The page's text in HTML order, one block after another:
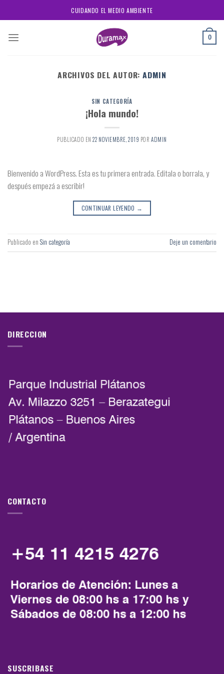
to
CUIDANDO EL MEDIO AMBIENTE
0
ARCHIVOS DEL AUTOR: ADMIN
SIN CATEGORÍA
¡Hola mundo!
PUBLICADO EN22 NOVIEMBRE, 2019 PORADMIN
Bienvenido a WordPress. Esta es tu primera entrada. Editala o borrala, y
después empezá a escribir!
CONTINUAR LEYENDO →
Publicado en Sin categoría Deje un comentario
DIRECCION
CONTACTO
SUSCRIBASE